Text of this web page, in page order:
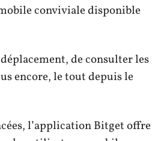
conviviale disponible
de consulter les
encore, le tout depuis le
l’application Bitget offre